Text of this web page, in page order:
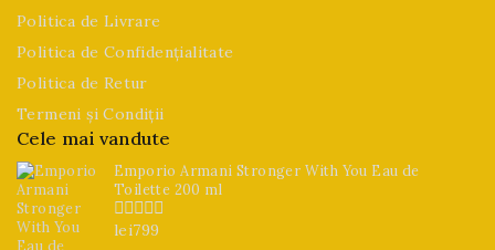
Politica de Livrare
Politica de Confidențialitate
Politica de Retur
Termeni și Condiții
Cele mai vandute
Emporio Armani Stronger With You Eau de
Toilette 200 ml
0
lei799